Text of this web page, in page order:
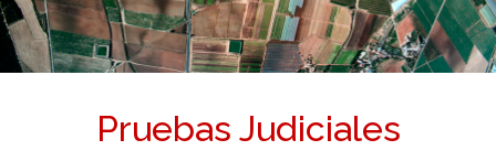
Pruebas Judiciales